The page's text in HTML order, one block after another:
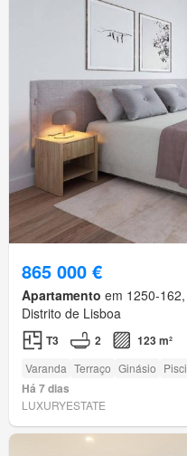
865 000 €
Apartamento em 1250-
Distrito de Lisboa
T3 2 123 m²
Varanda Terraço Ginásio
Há 7 dias
LUXURYESTATE